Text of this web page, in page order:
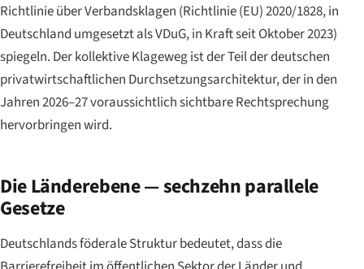
Richtlinie über Verbandsklagen (Richtlinie (EU) 2020/1828, in
Deutschland umgesetzt als VDuG, in Kraft seit Oktober 2023)
spiegeln. Der kollektive Klageweg ist der Teil der deutschen
privatwirtschaftlichen Durchsetzungsarchitektur, der in den
Jahren 2026–27 voraussichtlich sichtbare Rechtsprechung
hervorbringen wird.
Die Länderebene — sechzehn parallele
Gesetze
Deutschlands föderale Struktur bedeutet, dass die